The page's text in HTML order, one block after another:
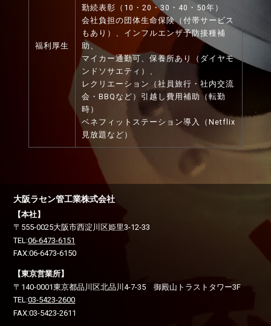
福利厚生
勤続表彰（10・20・30・40・50年）
会社負担の団体生命保険（付帯サービス
もあり）、インフルエンザ予防接種補
助、
マイカー通勤可、保養所あり（ダイヤモ
ンドソサエティ）、
レクリエーション（社員旅行・社内交流
会・BBQなど）引越し費用補助（転勤
時）
ベネフィットステーション導入（Netflix
見放題など）
大阪ラセン管工業株式会社
【本社】
〒555-0025大阪市西淀川区姫里3-12-33
TEL:06-6473-6151
FAX:06-6473-6150
【東京営業所】
〒140-0001東京都品川区北品川4-7-35 御殿山トラストタワー3F
TEL:03-5423-2600
FAX:03-5423-2611